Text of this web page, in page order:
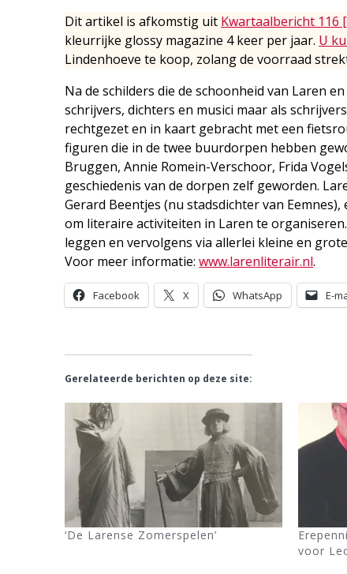
Dit artikel is afkomstig uit Kwartaalbericht 116
kleurrijke glossy magazine 4 keer per jaar. U
Lindenhoeve te koop, zolang de voorraad
Na de schilders die de schoonheid van Laren
schrijvers, dichters en musici maar als
rechtgezet en in kaart gebracht met een
figuren die in de twee buurdorpen hebben
Bruggen, Annie Romein-Verschoor, Frida
geschiedenis van de dorpen zelf geworden.
Gerard Beentjes (nu stadsdichter van
om literaire activiteiten in Laren te
leggen en vervolgens via allerlei kleine en
Voor meer informatie:www.larenliterair.nl.
Facebook X WhatsApp E-
Gerelateerde berichten op deze site:
‘De Larense Zomerspelen’
voor